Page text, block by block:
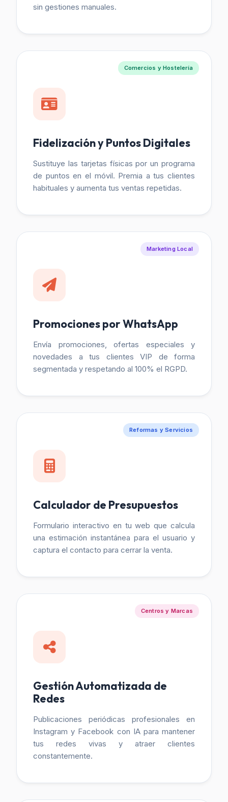
sin gestiones manuales.
Comercios y Hostelería
Fidelización y Puntos Digitales
Sustituye las tarjetas físicas por un programa
de puntos en el móvil. Premia a tus clientes
habituales y aumenta tus ventas repetidas.
Marketing Local
Promociones por WhatsApp
Envía promociones, ofertas especiales y
novedades a tus clientes VIP de forma
segmentada y respetando al 100% el RGPD.
Reformas y Servicios
Calculador de Presupuestos
Formulario interactivo en tu web que calcula
una estimación instantánea para el usuario y
captura el contacto para cerrar la venta.
Centros y Marcas
Gestión Automatizada de
Redes
Publicaciones periódicas profesionales en
Instagram y Facebook con IA para mantener
tus redes vivas y atraer clientes
constantemente.